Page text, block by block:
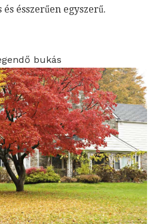
és ésszerűen egyszerű.
bukás